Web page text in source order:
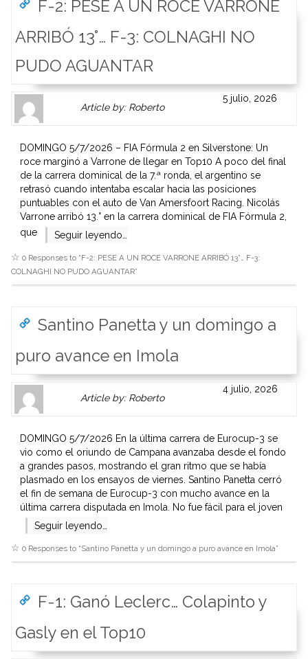
F-2: PESE A UN ROCE VARRONE
ARRIBÓ 13°… F-3: COLNAGHI NO
PUDO AGUANTAR
Gravatar
is
here.
Clickable
link
Author
page.
Article by: Robertolink
to
website
or
other
works.
admin
5 julio, 2026
DOMINGO 5/7/2026 – FIA Fórmula 2 en Silverstone: Un
roce marginó a Varrone de llegar en Top10 A poco del final
de la carrera dominical de la 7.ª ronda, el argentino se
retrasó cuando intentaba escalar hacia las posiciones
puntuables con el auto de Van Amersfoort Racing. Nicolás
Varrone arribó 13.° en la carrera dominical de FIA Fórmula 2,
que
Seguir leyendo…
0 Responses to “F-2: PESE A UN ROCE VARRONE ARRIBÓ 13°… F-3:
COLNAGHI NO PUDO AGUANTAR”
Santino Panetta y un domingo a
puro avance en Imola
Gravatar
is
here.
Clickable
link
Author
page.
Article by: Robertolink
to
website
or
other
works.
admin
4 julio, 2026
DOMINGO 5/7/2026 En la última carrera de Eurocup-3 se
vio como el oriundo de Campana avanzaba desde el fondo
a grandes pasos, mostrando el gran ritmo que se había
plasmado en los ensayos de viernes. Santino Panetta cerró
el fin de semana de Eurocup-3 con mucho avance en la
última carrera disputada en Imola. No fue fácil para el joven
Seguir leyendo…
0 Responses to “Santino Panetta y un domingo a puro avance en Imola”
F-1: Ganó Leclerc… Colapinto y
Gasly en el Top10